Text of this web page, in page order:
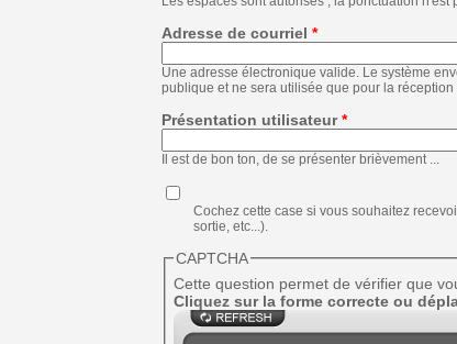
Adresse de courriel *
Une adresse électronique valide. Le système
publique et ne sera utilisée que pour la
Présentation utilisateur*
Il est de bon ton, de se présenter brièvement ...
Cochez cette case si vous souhaitez
sortie, etc...).
CAPTCHA
Cette question permet de vérifier que
Cliquez sur la forme correcte ou